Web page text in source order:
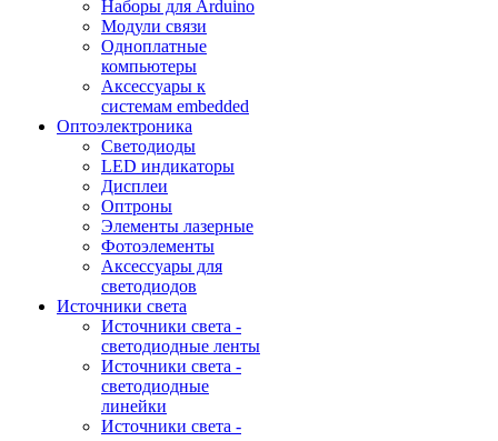
Наборы для Arduino
Модули связи
Одноплатные
компьютеры
Аксессуары к
системам embedded
Oптоэлектроника
Светодиоды
LED индикаторы
Дисплеи
Оптроны
Элементы лазерные
Фотоэлементы
Аксессуары для
светодиодов
Источники света
Источники света -
светодиодные ленты
Источники света -
светодиодные
линейки
Источники света -